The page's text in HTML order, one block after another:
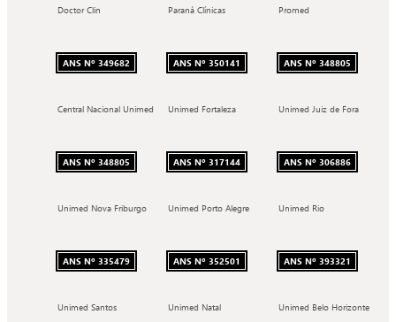
Doctor Clin
ANS Nº 349682
Paraná Clínicas
ANS Nº 350141
Promed
ANS Nº 348805
Central Nacional Unimed
ANS Nº 348805
Unimed Fortaleza
ANS Nº 317144
Unimed Juiz de Fora
ANS Nº 306886
Unimed Nova Friburgo
ANS Nº 335479
Unimed Porto Alegre
ANS Nº 352501
Unimed Rio
ANS Nº 393321
Unimed Santos Unimed Natal Unimed Belo Horizonte